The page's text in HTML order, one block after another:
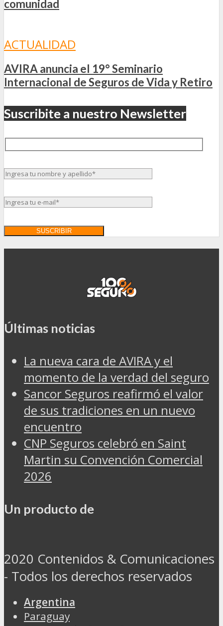
comunidad
ACTUALIDAD
AVIRA anuncia el 19° Seminario
Internacional de Seguros de Vida y Retiro
Suscribite a nuestro Newsletter
Últimas noticias
La nueva cara de AVIRA y el
momento de la verdad del seguro
Sancor Seguros reafirmó el valor
de sus tradiciones en un nuevo
encuentro
CNP Seguros celebró en Saint
Martin su Convención Comercial
2026
Un producto de
2020 Contenidos & Comunicaciones
- Todos los derechos reservados
Argentina
Paraguay